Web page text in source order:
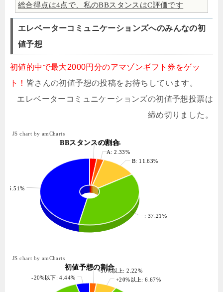
総合得点は4点で、私のBBスタンスはC評価です
エレベーターコミュニケーションズへのみんなの初
値予想
初値的中で最大2000円分のアマゾンギフト券をゲッ
ト！ 皆さんの初値予想の投稿をお待ちしています。
エレベーターコミュニケーションズの初値予想投票は
締め切りました。
: 46.51%
S: 2.33%
A: 2.33%
B: 11.63%
: 37.21%
BBスタンスの割合
JS chart by amCharts
-20%以下: 4.44%
+50%以上: 2.22%
+20%以上: 6.67%
初値予想の割合
JS chart by amCharts